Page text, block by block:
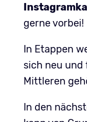
gerne vorbei!
In Etappen
sich neu und
Mittleren
In den